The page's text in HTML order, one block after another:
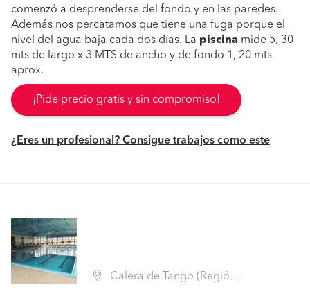
comenzó a desprenderse del fondo y en las paredes.
Además nos percatamos que tiene una fuga porque el
nivel del agua baja cada dos días. La piscina mide 5, 30
mts de largo x 3 MTS de ancho y de fondo 1, 20 mts
aprox.
¡Pide precio gratis y sin compromiso!
¿Eres un profesional? Consigue trabajos como este
Calera de Tango (Región Metropolitana - Maipo)